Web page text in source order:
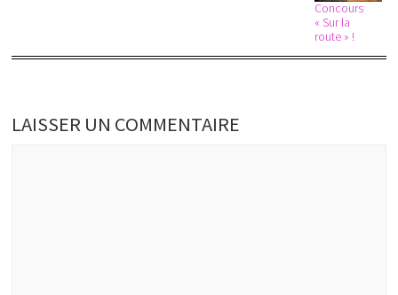
Concours
« Sur la
route » !
LAISSER UN COMMENTAIRE